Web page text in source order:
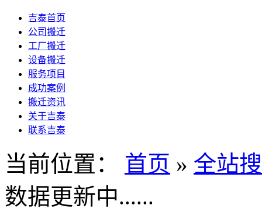
吉泰首页
公司搬迁
工厂搬迁
设备搬迁
服务项目
成功案例
搬迁资讯
关于吉泰
联系吉泰
当前位置： 首页 » 全站
数据更新中......